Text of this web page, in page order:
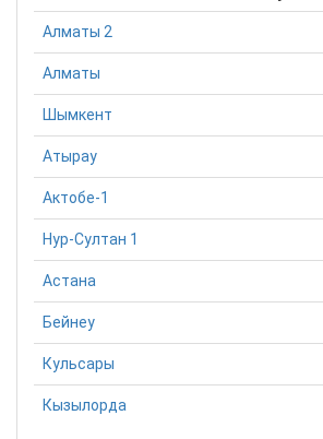
Алматы 2
Алматы
Шымкент
Атырау
Актобе-1
Нур-Султан 1
Астана
Бейнеу
Кульсары
Кызылорда